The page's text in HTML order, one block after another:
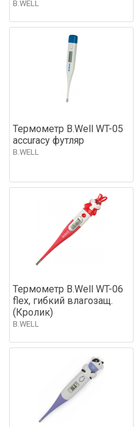
B.WELL
Термометр B.Well WT-05
accuracy футляр
B.WELL
Термометр B.Well WT-06
flex, гибкий влагозащ.
(Кролик)
B.WELL